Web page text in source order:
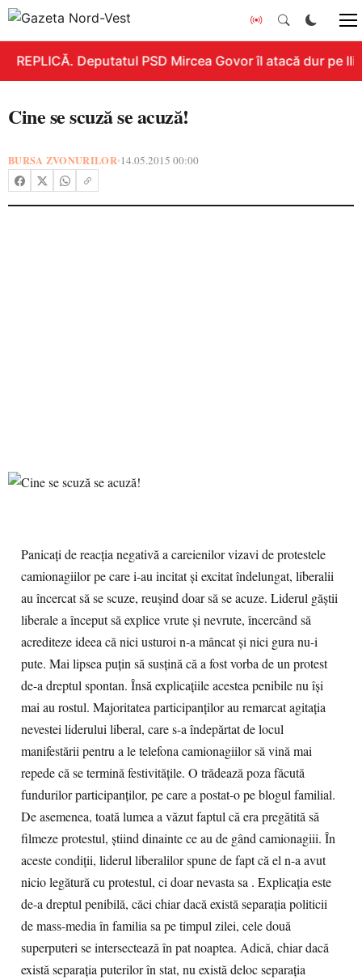
REPLICĂ. Deputatul PSD Mircea Govor îl atacă dur pe
Cine se scuză se acuză!
BURSA ZVONURILOR•14.05.2015 00:00
Panicaţi de reacţia negativă a careienilor vizavi de protestele
camionagiilor pe care i-au incitat şi excitat îndelungat, liberalii
au încercat să se scuze, reuşind doar să se acuze. Liderul găştii
liberale a început să explice vrute şi nevrute, încercând să
acrediteze ideea că nici usturoi n-a mâncat şi nici gura nu-i
pute. Mai lipsea puţin să susţină că a fost vorba de un protest
de-a dreptul spontan. Însă explicaţiile acestea penibile nu îşi
mai au rostul. Majoritatea participanţilor au remarcat agitaţia
nevestei liderului liberal, care s-a îndepărtat de locul
manifestării pentru a le telefona camionagiilor să vină mai
repede că se termină festivităţile. O trădează poza făcută
fundurilor participanţilor, pe care a postat-o pe blogul familial.
De asemenea, toată lumea a văzut faptul că era pregătită să
filmeze protestul, ştiind dinainte ce au de gând camionagiii. În
aceste condiţii, liderul liberalilor spune de fapt că el n-a avut
nicio legătură cu protestul, ci doar nevasta sa . Explicaţia este
de-a dreptul penibilă, căci chiar dacă există separaţia politicii
de mass-media în familia sa pe timpul zilei, cele două
superputeri se intersectează în pat noaptea. Adică, chiar dacă
există separaţia puterilor în stat, nu există deloc separaţia